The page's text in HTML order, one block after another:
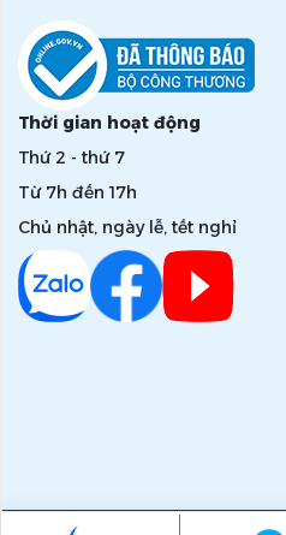
Thời gian hoạt động
Thứ 2 - thứ 7
Từ 7h đến 17h
Chủ nhật, ngày lễ, tết nghỉ